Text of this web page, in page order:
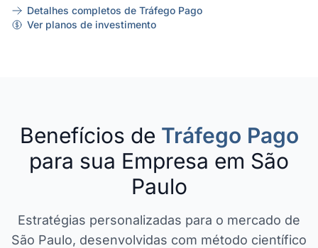
Detalhes completos de Tráfego Pago
Ver planos de investimento
Benefícios de Tráfego Pago
para sua Empresa em São
Paulo
Estratégias personalizadas para o mercado de
São Paulo, desenvolvidas com método científico